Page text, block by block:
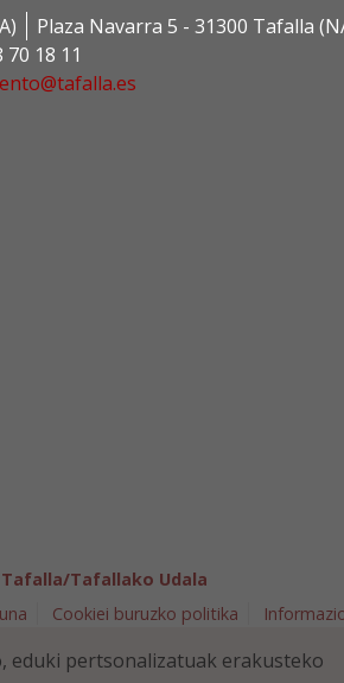
Plaza Navarra 5 - 31300 Tafalla
70 18 11
Tafallako Udala
Cookiei buruzko politika
eduki pertsonalizatuak erakusteko